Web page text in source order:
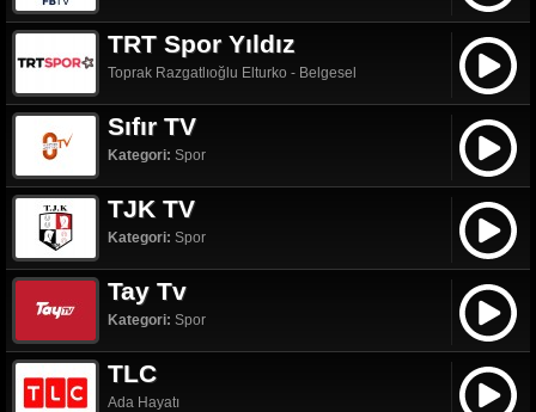
TRT Spor Yıldız
Toprak Razgatlıoğlu Elturko - Belgesel
Sıfır TV
Kategori: Spor
TJK TV
Kategori: Spor
Tay Tv
Kategori: Spor
TLC
Ada Hayatı